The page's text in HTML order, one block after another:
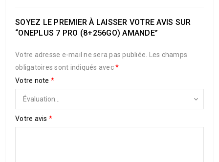
SOYEZ LE PREMIER À LAISSER VOTRE AVIS SUR
“ONEPLUS 7 PRO (8+256GO) AMANDE”
Votre adresse e-mail ne sera pas publiée.
Les champs
obligatoires sont indiqués avec*
Votre note *
Votre avis *